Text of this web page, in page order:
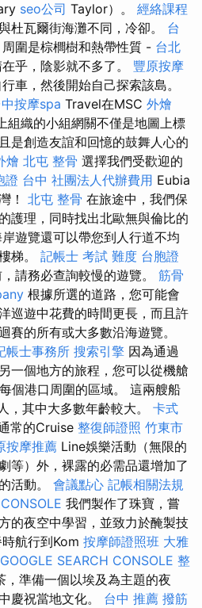
seo公司 Taylor）。 經絡課程
杜瓦爾街海灘不同，冷卻。 台
圍是棕櫚樹和熱帶性質 - 台北
乎，陰影就不多了。 豐原按摩
車，然後開始自己探索該島。
按摩spa Travel在MSC 外燴
組織的小組網關不僅是地圖上標
是創造友誼和回憶的鼓舞人心的
燴 北屯 整骨 選擇我們受歡迎的
證 台中 社團法人代辦費用 Eubia
！ 北屯 整骨 在旅途中，我們保
護理，同時找出北歐無與倫比的
遊覽還可以帶您到人行道不均
梯。 記帳士 考試 難度 台胞證
請務必查詢較慢的遊覽。 筋骨
根據所選的道路，您可能會
巡遊中花費的時間更長，而且許
賽的所有或大多數沿海遊覽。
帳士事務所 搜索引擎 因為通過
一個地方的旅程，您可以從機艙
個港口周圍的區域。 這兩艘船
，其中大多數年齡較大。 卡式
常的Cruise 整復師證照 竹東市
按摩推薦 Line娛樂活動（無限的
等）外，裸露的必需品還增加了
活動。 會議點心 記帳相關法規
我們製作了珠寶，嘗
的夜空中學習，並致力於醃製技
航行到Kom 按摩師證照班 大雅
GOOGLE SEARCH CONSOLE 整
，準備一個以埃及為主題的夜
慶祝當地文化。 台中 推薦 撥筋